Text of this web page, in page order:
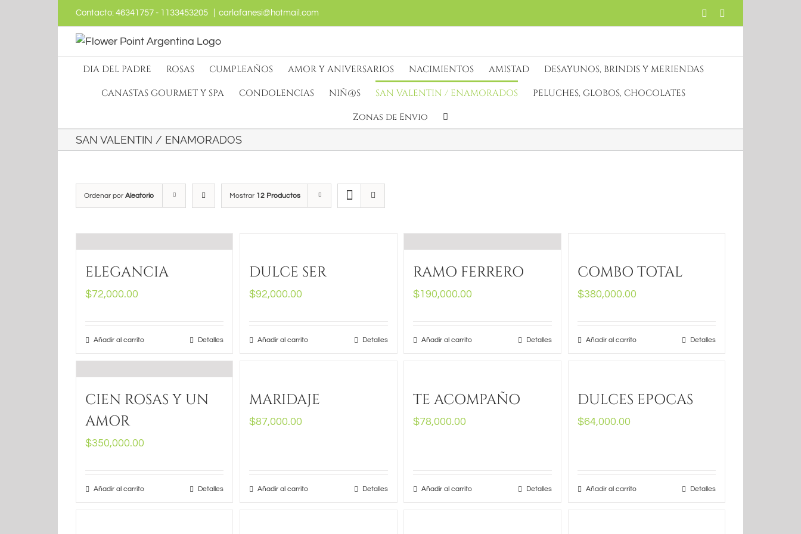
Contacto: 46341757 - 1133453205 carlafanesi@hotmail.com Twitter
DIA DEL PADRE ROSAS CUMPLEAÑOS AMOR Y ANIVERSARIOS NACIMIENTOS AMISTAD
DESAYUNOS, BRINDIS Y MERIENDAS
CANASTAS GOURMET Y SPA
CONDOLENCIAS NIÑ@S SAN VALENTIN / ENAMORADOS
PELUCHES, GLOBOS, CHOCOLATES
Zonas de Envio
SAN VALENTIN / ENAMORADOS
Ordenar por Aleatorio Mostrar 12 Productos
ELEGANCIA
$72,000.00
Añadir al carrito Detalles
DULCE SER
$92,000.00
Añadir al carrito Detalles
RAMO FERRERO
$190,000.00
Añadir al carrito Detalles
COMBO TOTAL
$380,000.00
Añadir al carrito Detalles
CIEN ROSAS Y UN
AMOR
$350,000.00
Añadir al carrito Detalles
MARIDAJE
$87,000.00
Añadir al carrito Detalles
TE ACOMPAÑO
$78,000.00
Añadir al carrito Detalles
DULCES EPOCAS
$64,000.00
Añadir al carrito Detalles